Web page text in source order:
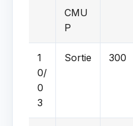
CMU
P
1
0/
0
3
Sortie 300